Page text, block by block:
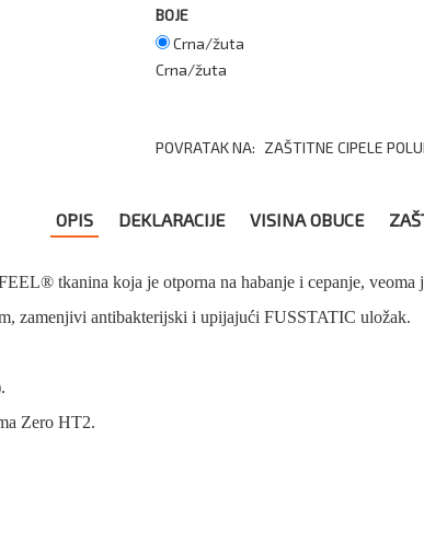
BOJE
Crna/žuta
Crna/žuta
POVRATAK NA: ZAŠTITNE CIPELE
OPIS DEKLARACIJE VISINA OBUCE
tkanina koja je otporna na habanje i cepanje, veoma
zamenjivi antibakterijski i upijajući FUSSTATIC uložak.
Zero HT2.